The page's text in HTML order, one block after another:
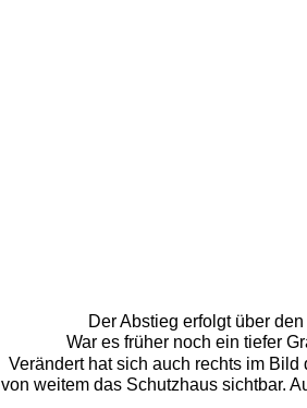
Der Abstieg erfolgt über
War es früher noch ein tiefer
Verändert hat sich auch rechts im
von weitem das Schutzhaus sichtbar.